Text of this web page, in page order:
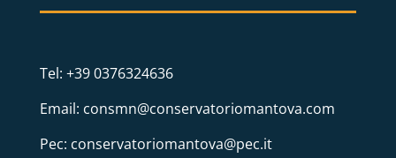
Tel: +39 0376324636
Email: consmn@conservatoriomantova.com
Pec: conservatoriomantova@pec.it